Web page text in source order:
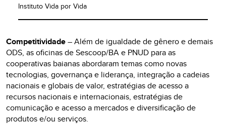
Instituto Vida por Vida
Competitividade– Além de igualdade de gênero e demais
ODS, as oficinas de Sescoop/BA e PNUD para as
cooperativas baianas abordaram temas como novas
tecnologias, governança e liderança, integração a cadeias
nacionais e globais de valor, estratégias de acesso a
recursos nacionais e internacionais, estratégias de
comunicação e acesso a mercados e diversificação de
produtos e/ou serviços.